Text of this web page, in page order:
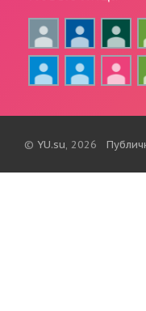
© YU.su, 2026